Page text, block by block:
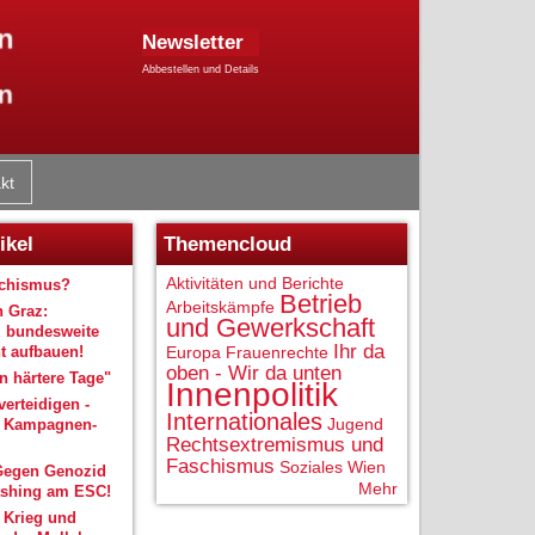
Newsletter
Abbestellen und Details
Graz:
bundesweite
aufbauen!
härtere Tage"
-
Genozid
am ESC!
Krieg und
Themencloud
Aktivitäten und Berichte
Arbeitskämpfe Betrieb
und Gewerkschaft
Europa Frauenrechte Ihr da
oben - Wir da unten
Innenpolitik
Internationales Jugend
Rechtsextremismus und
Faschismus Soziales Wien
Mehr